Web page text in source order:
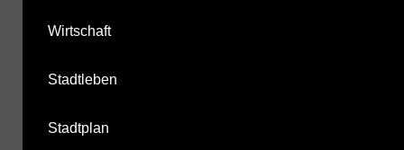
Wirtschaft
Stadtleben
Stadtplan